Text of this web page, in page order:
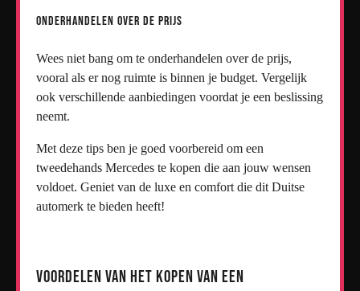
Onderhandelen over de Prijs
Wees niet bang om te onderhandelen over de prijs,
vooral als er nog ruimte is binnen je budget. Vergelijk
ook verschillende aanbiedingen voordat je een beslissing
neemt.
Met deze tips ben je goed voorbereid om een
tweedehands Mercedes te kopen die aan jouw wensen
voldoet. Geniet van de luxe en comfort die dit Duitse
automerk te bieden heeft!
Voordelen van het Kopen van een